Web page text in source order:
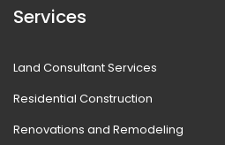
Services
Land Consultant Services
Residential Construction
Renovations and Remodeling